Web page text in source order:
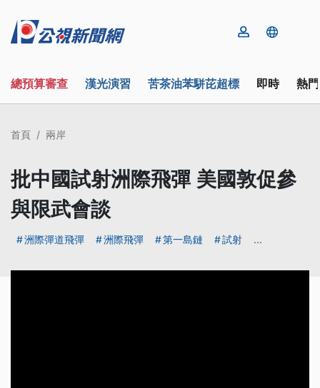
總預算審查 漢光演習 苦茶油苯駢芘超標 即時 熱
首頁 兩岸
批中國試射洲際飛彈 美國敦促參
與限武會談
洲際彈道飛彈 洲際飛彈 第一島鏈 試射 ...